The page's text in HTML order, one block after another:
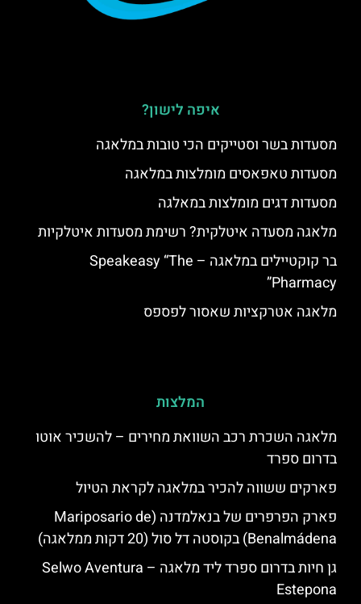
איפה לישון?
מסעדות בשר וסטייקים הכי טובות במלאגה
מסעדות טאפאסים מומלצות במלאגה
מסעדות דגים מומלצות במאלגה
מלאגה מסעדה איטלקית? רשימת מסעדות איטלקיות
בר קוקטיילים במלאגה – Speakeasy “The
Pharmacy”
מלאגה אטרקציות שאסור לפספס
המלצות
מלאגה השכרת רכב השוואת מחירים – להשכיר אוטו
בדרום ספרד
פארקים ששווה להכיר במלאגה לקראת הטיול
פארק הפרפרים של בנאלמדנה (Mariposario de
Benalmádena) בקוסטה דל סול (20 דקות ממלאגה)
גן חיות בדרום ספרד ליד מלאגה – Selwo Aventura
Estepona